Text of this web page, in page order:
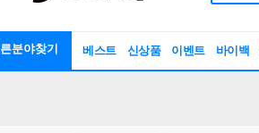
분야찾기 베스트 신상품 이벤트 바이백